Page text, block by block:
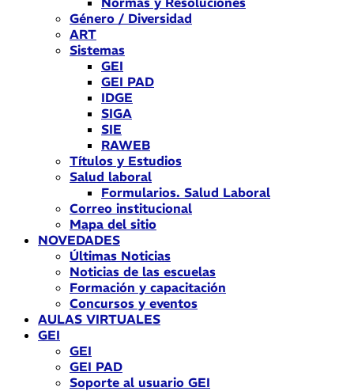
Género / Diversidad
ART
Sistemas
GEI
GEI PAD
IDGE
SIGA
SIE
RAWEB
Títulos y Estudios
Salud laboral
Formularios. Salud Laboral
Correo institucional
Mapa del sitio
NOVEDADES
Últimas Noticias
Noticias de las escuelas
Formación y capacitación
Concursos y eventos
AULAS VIRTUALES
GEI
GEI
GEI PAD
Soporte al usuario GEI